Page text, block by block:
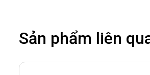
Sản phẩm liên